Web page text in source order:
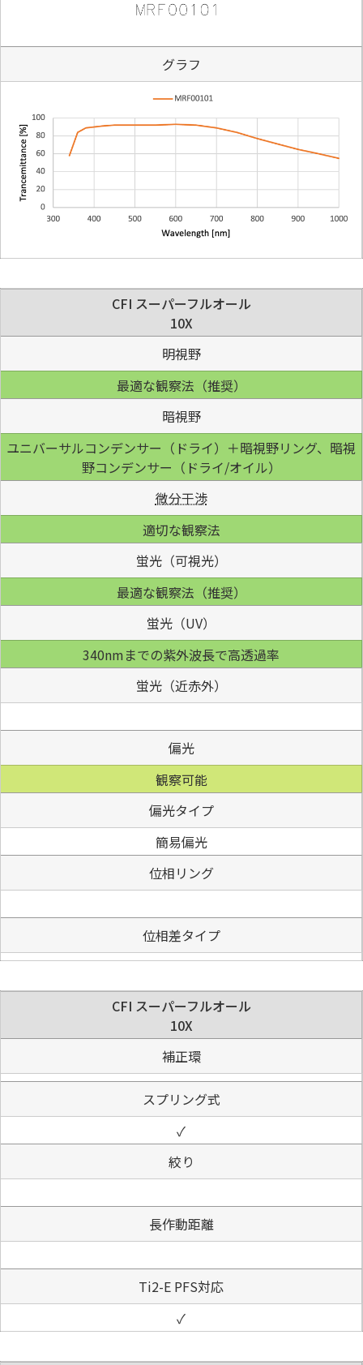
グラフ
CFI スーパーフルオール
10X
明視野
最適な観察法（推奨）
暗視野
ユニバーサルコンデンサー（ドライ）＋暗視野リング、暗視
野コンデンサー（ドライ/オイル）
微分干渉
適切な観察法
蛍光（可視光）
最適な観察法（推奨）
蛍光（UV）
340nmまでの紫外波長で高透過率
蛍光（近赤外）
偏光
観察可能
偏光タイプ
簡易偏光
位相リング
位相差タイプ
CFI スーパーフルオール
10X
補正環
スプリング式
✓
絞り
長作動距離
Ti2-E PFS対応
✓